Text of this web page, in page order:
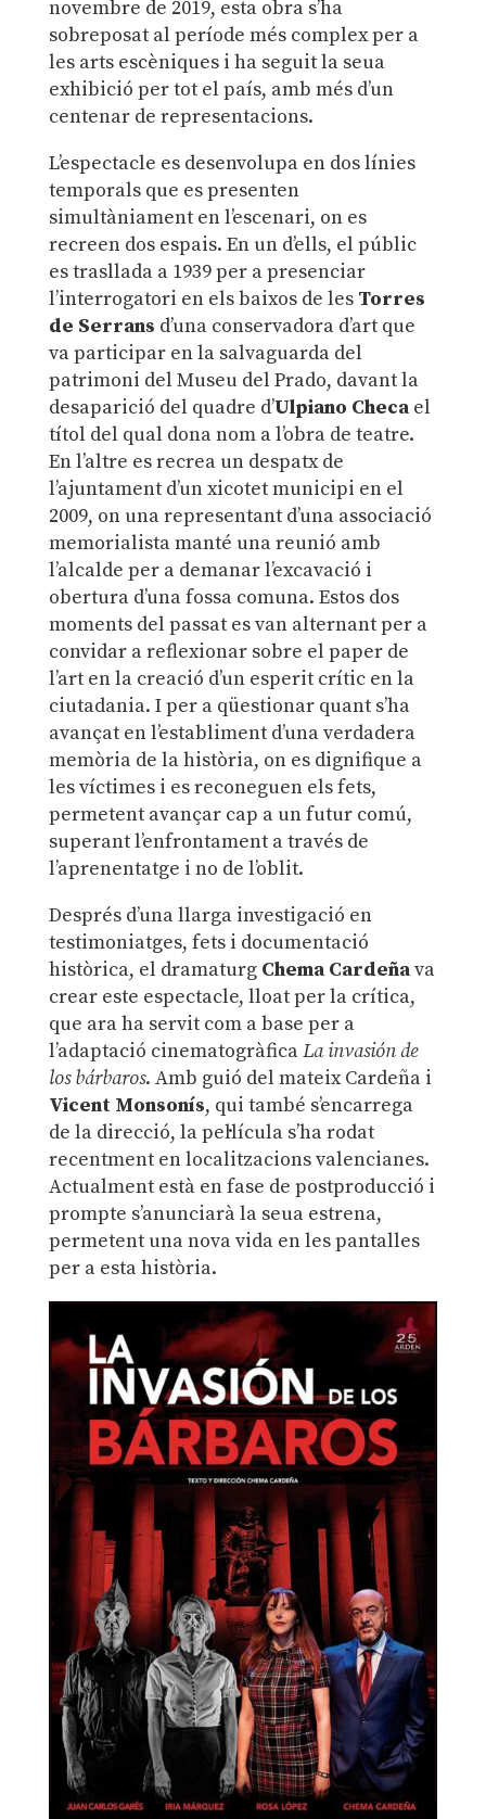
novembre de 2019, esta obra s’ha
sobreposat al període més complex per a
les arts escèniques i ha seguit la seua
exhibició per tot el país, amb més d’un
centenar de representacions.
L’espectacle es desenvolupa en dos línies
temporals que es presenten
simultàniament en l’escenari, on es
recreen dos espais. En un d’ells, el públic
es trasllada a 1939 per a presenciar
l’interrogatori en els baixos de les Torres
de Serrans d’una conservadora d’art que
va participar en la salvaguarda del
patrimoni del Museu del Prado, davant la
desaparició del quadre d’Ulpiano Checael
títol del qual dona nom a l’obra de teatre.
En l’altre es recrea un despatx de
l’ajuntament d’un xicotet municipi en el
2009, on una representant d’una associació
memorialista manté una reunió amb
l’alcalde per a demanar l’excavació i
obertura d’una fossa comuna. Estos dos
moments del passat es van alternant per a
convidar a reflexionar sobre el paper de
l’art en la creació d’un esperit crític en la
ciutadania. I per a qüestionar quant s’ha
avançat en l’establiment d’una verdadera
memòria de la història, on es dignifique a
les víctimes i es reconeguen els fets,
permetent avançar cap a un futur comú,
superant l’enfrontament a través de
l’aprenentatge i no de l’oblit.
Després d’una llarga investigació en
testimoniatges, fets i documentació
històrica, el dramaturg Chema Cardeñava
crear este espectacle, lloat per la crítica,
que ara ha servit com a base per a
l’adaptació cinematogràficaLa invasión de
los bárbaros. Amb guió del mateix Cardeña i
Vicent Monsonís, qui també s’encarrega
de la direcció, la pel·lícula s’ha rodat
recentment en localitzacions valencianes.
Actualment està en fase de postproducció i
prompte s’anunciarà la seua estrena,
permetent una nova vida en les pantalles
per a esta història.